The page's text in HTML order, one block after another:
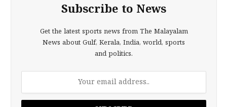
Subscribe to News
Get the latest sports news from The Malayalam
News about Gulf, Kerala, India, world, sports
and politics.